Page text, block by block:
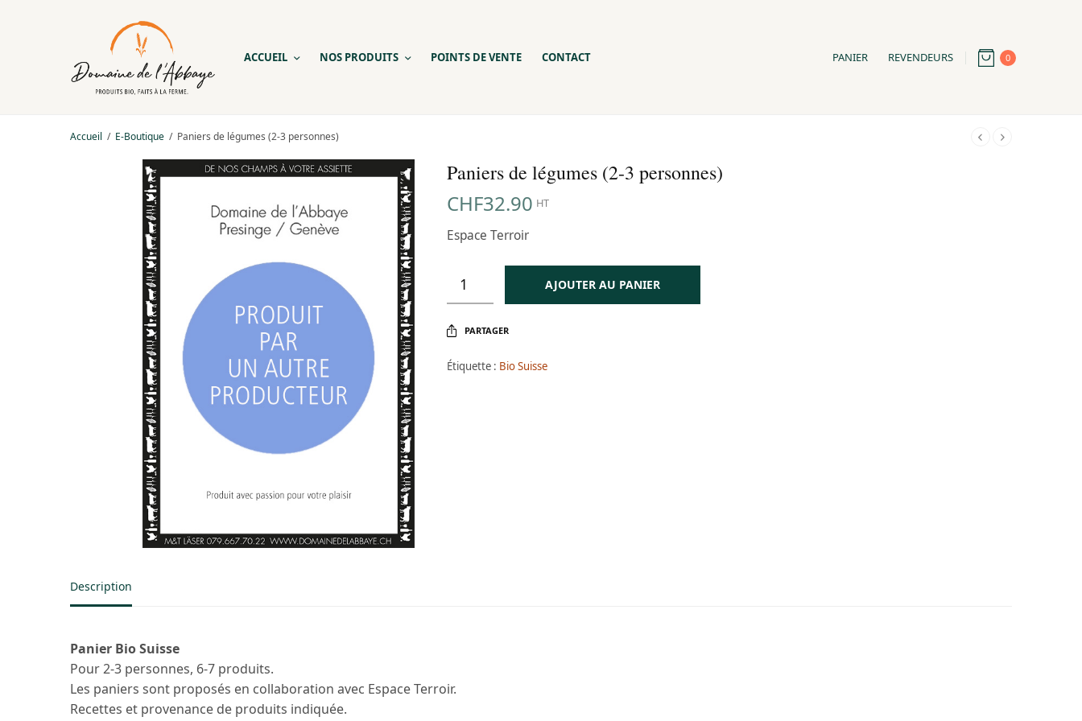
ACCUEIL NOS PRODUITS POINTS DE VENTE CONTACT PANIER REVENDEURS 0
Accueil / E-Boutique / Paniers de légumes (2-3 personnes)
Paniers de légumes (2-3 personnes)
CHF32.90 HT
Espace Terroir
AJOUTER AU PANIER
PARTAGER
Étiquette : Bio Suisse
Description
Panier Bio Suisse
Pour 2-3 personnes, 6-7 produits.
Les paniers sont proposés en collaboration avec Espace Terroir.
Recettes et provenance de produits indiquée.